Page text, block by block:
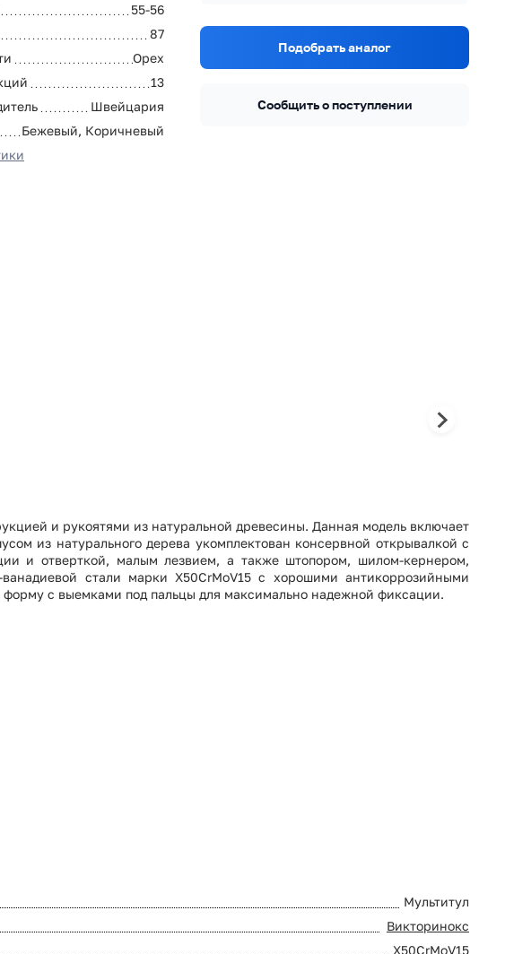
55-56
87
Орех
13
Швейцария
Бежевый, Коричневый
Подобрать аналог
Сообщить о поступлении
и рукоятями из натуральной древесины. Данная модель включает
из натурального дерева укомплектован консервной открывалкой с
и отверткой, малым лезвием, а также штопором, шилом-кернером,
стали марки X50CrMoV15 с хорошими антикоррозийными
с выемками под пальцы для максимально надежной фиксации.
Мультитул
Викторинокс
X50CrMoV15